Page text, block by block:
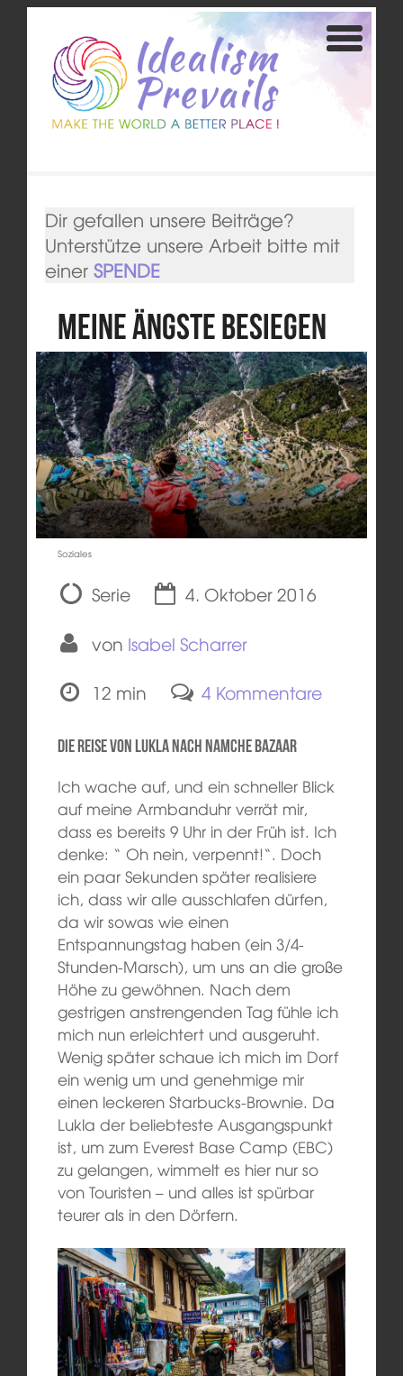
Dir gefallen unsere Beiträge?
Unterstütze unsere Arbeit bitte mit
einer SPENDE
Meine Ängste besiegen
Soziales
Serie
4. Oktober 2016
von Isabel Scharrer
12 min
4 Kommentare
Die Reise von Lukla nach Namche Bazaar
Ich wache auf, und ein schneller Blick
auf meine Armbanduhr verrät mir,
dass es bereits 9 Uhr in der Früh ist. Ich
denke: “ Oh nein, verpennt!“. Doch
ein paar Sekunden später realisiere
ich, dass wir alle ausschlafen dürfen,
da wir sowas wie einen
Entspannungstag haben (ein 3/4-
Stunden-Marsch), um uns an die große
Höhe zu gewöhnen. Nach dem
gestrigen anstrengenden Tag fühle ich
mich nun erleichtert und ausgeruht.
Wenig später schaue ich mich im Dorf
ein wenig um und genehmige mir
einen leckeren Starbucks-Brownie. Da
Lukla der beliebteste Ausgangspunkt
ist, um zum Everest Base Camp (EBC)
zu gelangen, wimmelt es hier nur so
von Touristen – und alles ist spürbar
teurer als in den Dörfern.